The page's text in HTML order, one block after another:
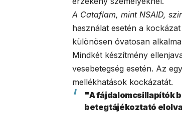
A Cataflam, mint NSAID,
használat esetén a
különösen óvatosan
Mindkét készítmény
vesebetegség esetén. Az
mellékhatások kockázatát.
"A fájdalomcsillapítók
betegtájékoztató